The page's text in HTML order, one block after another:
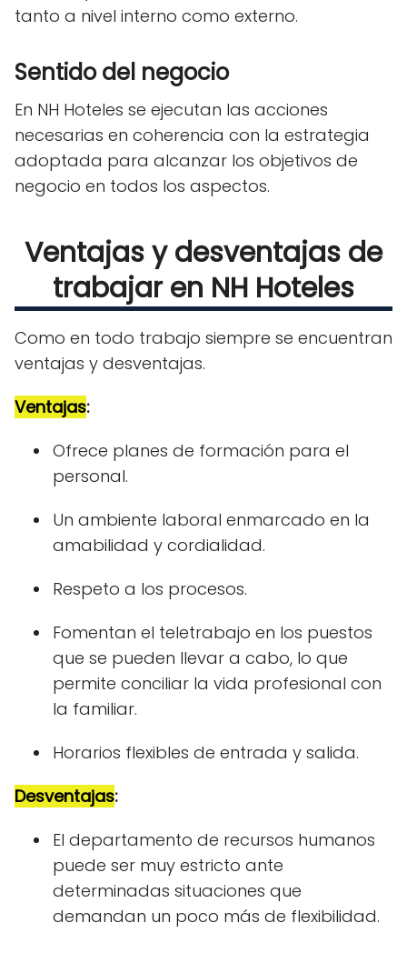
tanto a nivel interno como externo.
Sentido del negocio
En NH Hoteles se ejecutan las acciones
necesarias en coherencia con la estrategia
adoptada para alcanzar los objetivos de
negocio en todos los aspectos.
Ventajas y desventajas de
trabajar en NH Hoteles
Como en todo trabajo siempre se encuentran
ventajas y desventajas.
Ventajas:
Ofrece planes de formación para el
personal.
Un ambiente laboral enmarcado en la
amabilidad y cordialidad.
Respeto a los procesos.
Fomentan el teletrabajo en los puestos
que se pueden llevar a cabo, lo que
permite conciliar la vida profesional con
la familiar.
Horarios flexibles de entrada y salida.
Desventajas:
El departamento de recursos humanos
puede ser muy estricto ante
determinadas situaciones que
demandan un poco más de flexibilidad.